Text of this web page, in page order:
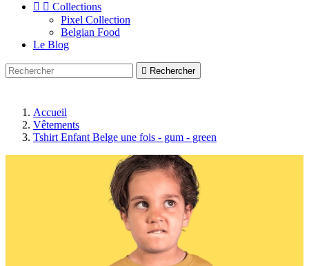
  Collections
Pixel Collection
Belgian Food
Le Blog
 Rechercher
Accueil
Vêtements
Tshirt Enfant Belge une fois - gum - green